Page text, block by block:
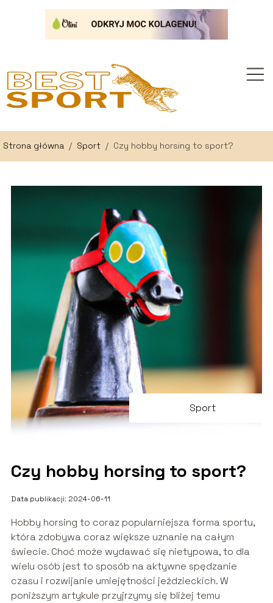
Strona główna / Sport / Czy hobby horsing to sport?
Sport
Czy hobby horsing to sport?
Data publikacji: 2024-06-11
Hobby horsing to coraz popularniejsza forma sportu,
która zdobywa coraz większe uznanie na całym
świecie. Choć może wydawać się nietypowa, to dla
wielu osób jest to sposób na aktywne spędzanie
czasu i rozwijanie umiejętności jeździeckich. W
poniższym artykule przyjrzymy się bliżej temu